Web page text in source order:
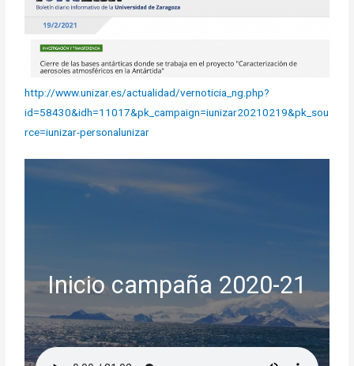
http://www.unizar.es/actualidad/vernoticia_ng.php?
id=58430&idh=11017&pk_campaign=iunizar20210219&pk_sou
rce=iunizar-personalunizar
Inicio campaña 2020-21